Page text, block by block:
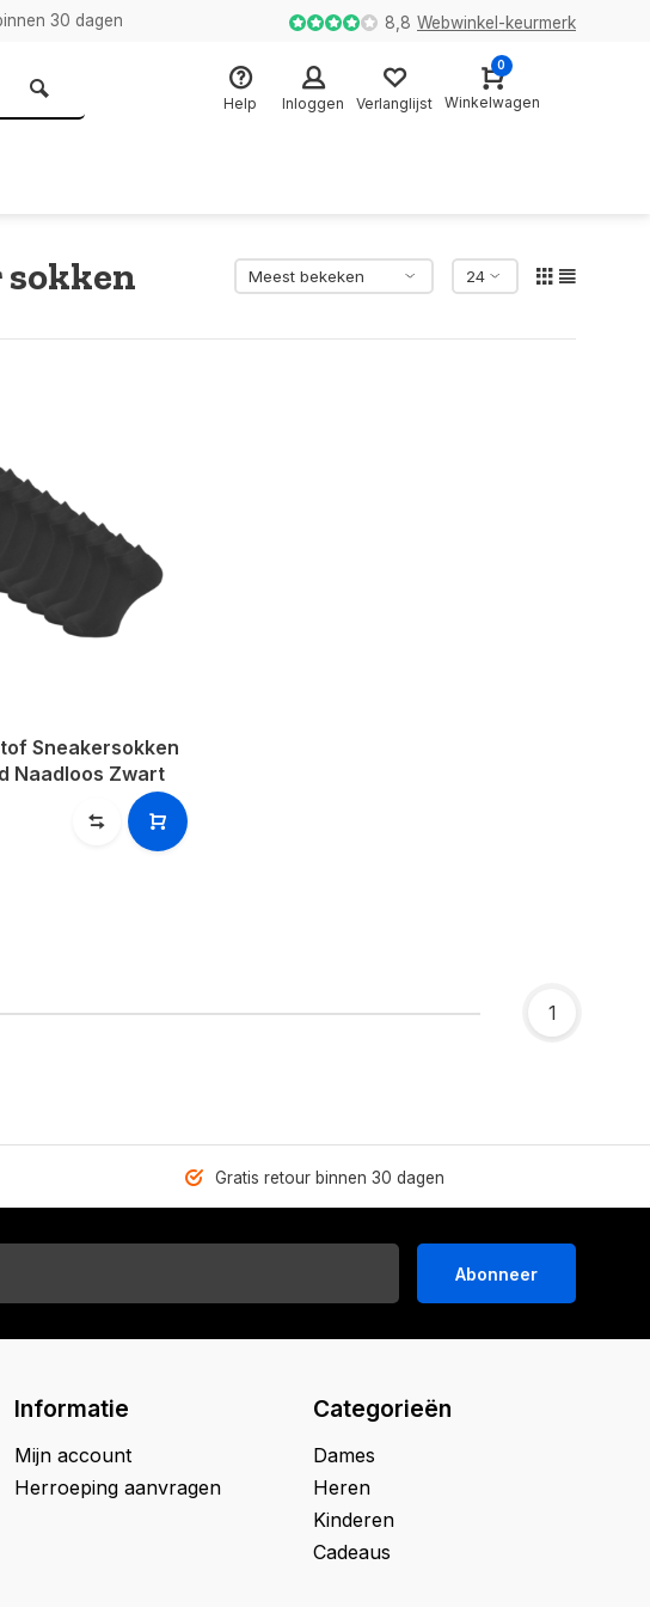
30 dagen 8,8 Webwinkel-keurmerk
Help Inloggen Verlanglijst
0
Winkelwagen
sokken
Sneakersokken
Naadloos Zwart
1
Gratis retour binnen 30 dagen
Abonneer
Informatie
Mijn account
Herroeping aanvragen
Categorieën
Dames
Heren
Kinderen
Cadeaus